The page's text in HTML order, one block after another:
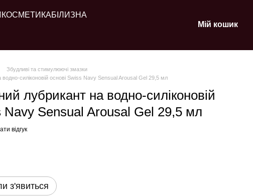
КОСМЕТИКАБІЛИЗНА
Мій кошик
Збудливі та стимулюючі змазки
силіконовій основі Swiss Navy Sensual Arousal Gel 29,5 мл
лубрикант на водно-силіконовій
Navy Sensual Arousal Gel 29,5 мл
відгук
з'явиться